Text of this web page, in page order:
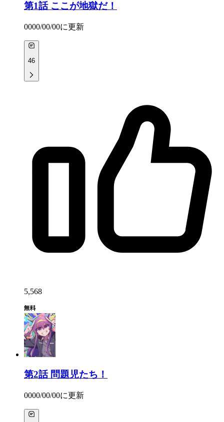
第1話 ここが地獄だ！
0000/00/00に更新
46
5,568
第2話 問題児たち！
0000/00/00に更新